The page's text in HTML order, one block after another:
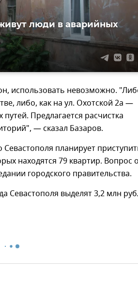
люди в аварийных
использовать невозможно.
либо, как на ул. Охотской 2а —
Предлагается расчистка
— сказал Базаров.
планирует
находятся 79 квартир. Вопрос
городского правительства.
Севастополя выделят 3,2 млн